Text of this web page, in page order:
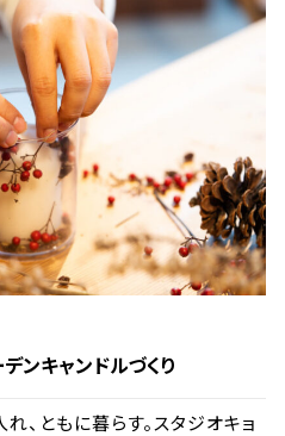
ンキャンドルづくり
、ともに暮らす。スタジオキョ